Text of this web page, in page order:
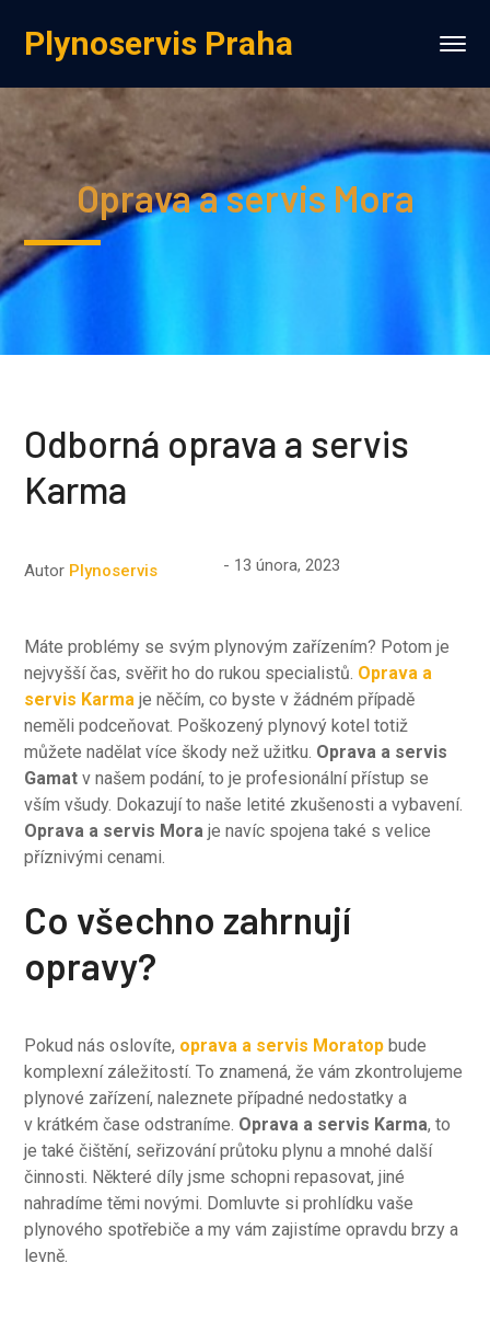
Plynoservis Praha
Oprava a servis Mora
Odborná oprava a servis
Karma
Autor Plynoservis 13 února, 2023
Máte problémy se svým plynovým zařízením? Potom je
nejvyšší čas, svěřit ho do rukou specialistů. Oprava a
servis Karma je něčím, co byste v žádném případě
neměli podceňovat. Poškozený plynový kotel totiž
můžete nadělat více škody než užitku. Oprava a servis
Gamat v našem podání, to je profesionální přístup se
vším všudy. Dokazují to naše letité zkušenosti a vybavení.
Oprava a servis Mora je navíc spojena také s velice
příznivými cenami.
Co všechno zahrnují
opravy?
Pokud nás oslovíte, oprava a servis Moratop bude
komplexní záležitostí. To znamená, že vám zkontrolujeme
plynové zařízení, naleznete případné nedostatky a
v krátkém čase odstraníme. Oprava a servis Karma, to
je také čištění, seřizování průtoku plynu a mnohé další
činnosti. Některé díly jsme schopni repasovat, jiné
nahradíme těmi novými. Domluvte si prohlídku vaše
plynového spotřebiče a my vám zajistíme opravdu brzy a
levně.